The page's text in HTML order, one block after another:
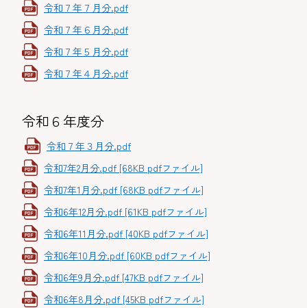
令和７年７月分.pdf
令和７年６月分.pdf
令和７年５月分.pdf
令和７年４月分.pdf
令和６年度分
令和７年３月分.pdf
令和7年2月分.pdf [68KB pdfファイル]
令和7年1月分.pdf [68KB pdfファイル]
令和6年12月分.pdf [61KB pdfファイル]
令和6年11月分.pdf [40KB pdfファイル]
令和6年10月分.pdf [60KB pdfファイル]
令和6年9月分.pdf [47KB pdfファイル]
令和6年8月分.pdf [45KB pdfファイル]